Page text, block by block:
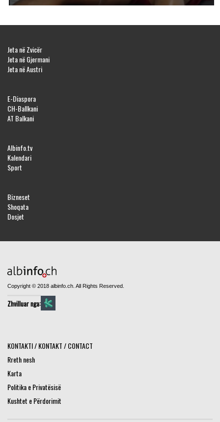
Jeta në Zvicër
Jeta në Gjermani
Jeta në Austri
E-Diaspora
CH-Ballkani
AT Balkani
Albinfo.tv
Kalendari
Sport
Bizneset
Shoqata
Dosjet
Copyright © 2018 albinfo.ch. All Rights Reserved.
Zhvilluar nga:
KONTAKTI / KONTAKT / CONTACT
Rreth nesh
Karta
Politika e Privatësisë
Kushtet e Përdorimit